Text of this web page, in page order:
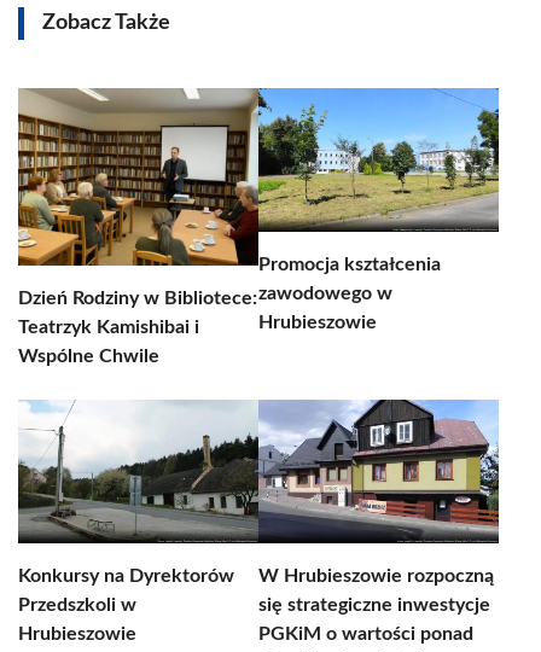
Zobacz Także
Dzień Rodziny w Bibliotece:
Teatrzyk Kamishibai i
Wspólne Chwile
Promocja kształcenia
zawodowego w
Hrubieszowie
Konkursy na Dyrektorów
Przedszkoli w
Hrubieszowie
W Hrubieszowie rozpoczną
się strategiczne inwestycje
PGKiM o wartości ponad